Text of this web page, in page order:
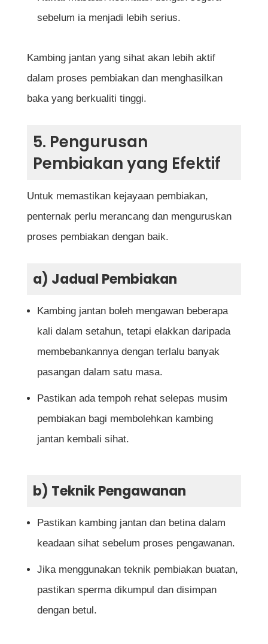
sebelum ia menjadi lebih serius.
Kambing jantan yang sihat akan lebih aktif
dalam proses pembiakan dan menghasilkan
baka yang berkualiti tinggi.
5. Pengurusan
Pembiakan yang Efektif
Untuk memastikan kejayaan pembiakan,
penternak perlu merancang dan menguruskan
proses pembiakan dengan baik.
a) Jadual Pembiakan
Kambing jantan boleh mengawan beberapa
kali dalam setahun, tetapi elakkan daripada
membebankannya dengan terlalu banyak
pasangan dalam satu masa.
Pastikan ada tempoh rehat selepas musim
pembiakan bagi membolehkan kambing
jantan kembali sihat.
b) Teknik Pengawanan
Pastikan kambing jantan dan betina dalam
keadaan sihat sebelum proses pengawanan.
Jika menggunakan teknik pembiakan buatan,
pastikan sperma dikumpul dan disimpan
dengan betul.